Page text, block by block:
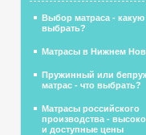
Выбор матраса -
выбрать?
Матрасы в Нижнем
Пружинный или
матрас - что выбрать?
Матрасы российского
производства -
и доступные цены